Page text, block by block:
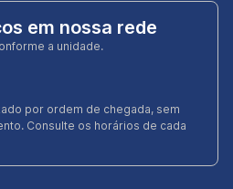
em nossa rede
a unidade.
por ordem de chegada, sem
Consulte os horários de cada